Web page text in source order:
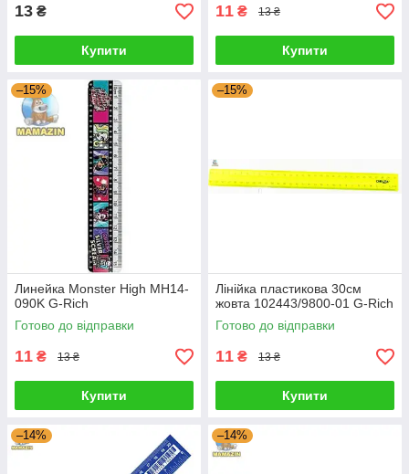
13 ₴
Купити
11 ₴ 13 ₴
Купити
–15%
Линейка Monster High MH14-
090K G-Rich
Готово до відправки
11 ₴ 13 ₴
Купити
–15%
Лінійка пластикова 30см
жовта 102443/9800-01 G-Rich
Готово до відправки
11 ₴ 13 ₴
Купити
–14% –14%